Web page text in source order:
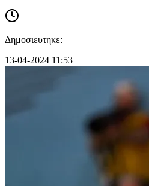
Δημοσιευτηκε:
13-04-2024 11:53